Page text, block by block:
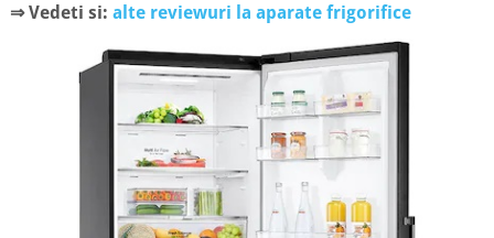
⇒ Vedeti si: alte reviewuri la aparate frigorifice